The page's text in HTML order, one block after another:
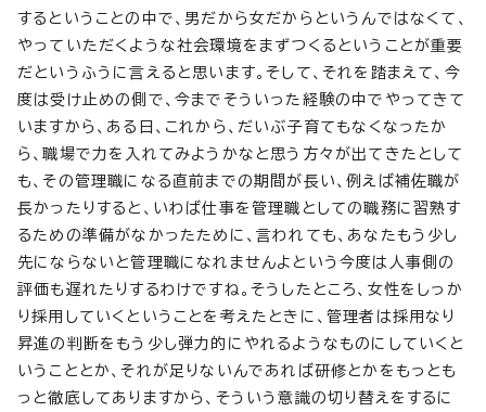
するということの中で、男だから女だからというんではなくて、
やっていただくような社会環境をまずつくるということが重要
だというふうに言えると思います。そして、それを踏まえて、今
度は受け止めの側で、今までそういった経験の中でやってきて
いますから、ある日、これから、だいぶ子育てもなくなったか
ら、職場で力を入れてみようかなと思う方々が出てきたとして
も、その管理職になる直前までの期間が長い、例えば補佐職が
長かったりすると、いわば仕事を管理職としての職務に習熟す
るための準備がなかったために、言われても、あなたもう少し
先にならないと管理職になれませんよという今度は人事側の
評価も遅れたりするわけですね。そうしたところ、女性をしっか
り採用していくということを考えたときに、管理者は採用なり
昇進の判断をもう少し弾力的にやれるようなものにしていくと
いうこととか、それが足りないんであれば研修とかをもっとも
っと徹底してありますから、そういう意識の切り替えをするに